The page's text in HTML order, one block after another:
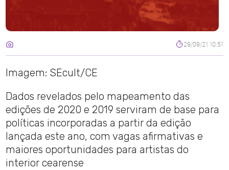
29/09/21 10:51
Imagem: SEcult/CE
Dados revelados pelo mapeamento das
edições de 2020 e 2019 serviram de base para
políticas incorporadas a partir da edição
lançada este ano, com vagas afirmativas e
maiores oportunidades para artistas do
interior cearense